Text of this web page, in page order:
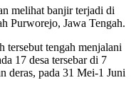
melihat banjir terjadi di
Purworejo, Jawa Tengah.
tersebut tengah menjalani
17 desa tersebar di 7
deras, pada 31 Mei-1 Juni